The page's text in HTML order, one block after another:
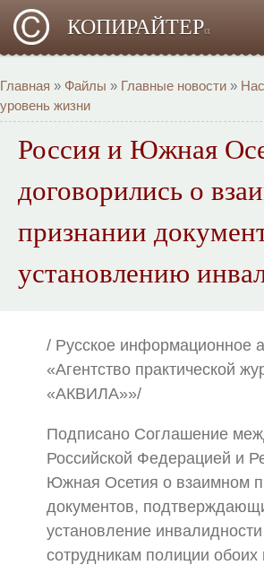
КОПИРАЙТЕРα
Главная » Файлы » Главные новости »
уровень жизни
Россия и Южная
договорились о
признании
установлению
/ Русское информационное
«Агентство практической
«АКВИЛА»»/
Подписано Соглашение
Российской Федерацией и
Южная Осетия о взаимном
документов,
установление
сотрудникам полиции обоих